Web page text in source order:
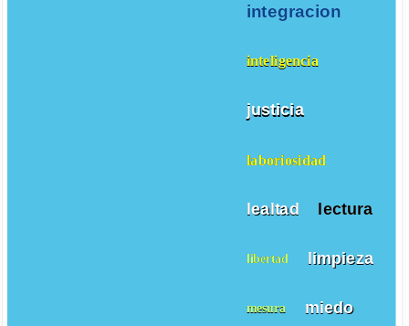
integracion
inteligencia
justicia
laboriosidad
lealtad lectura
libertad limpieza
mesura miedo